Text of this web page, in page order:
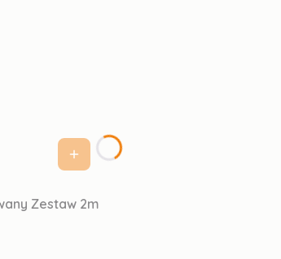
Zestaw 2m